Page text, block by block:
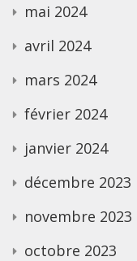
mai 2024
avril 2024
mars 2024
février 2024
janvier 2024
décembre 2023
novembre 2023
octobre 2023